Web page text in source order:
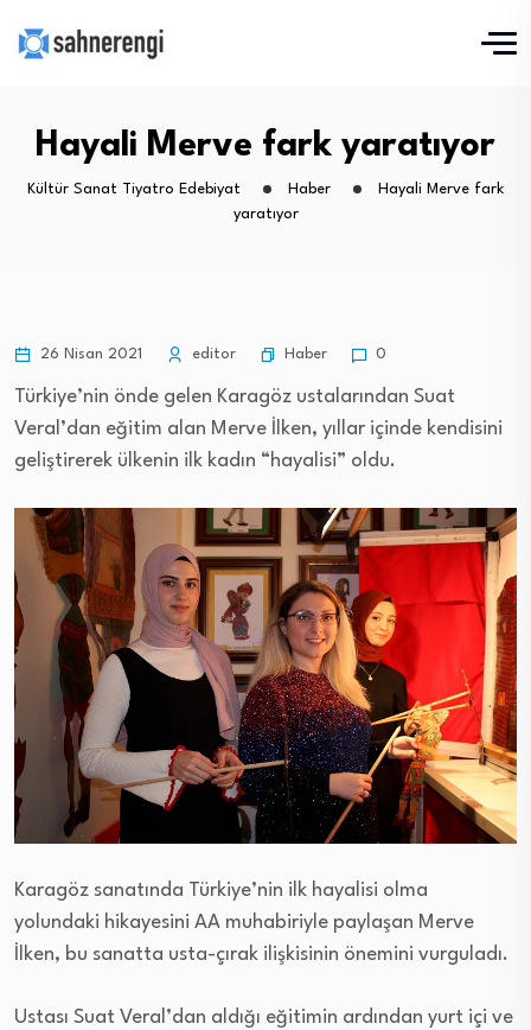
Hayali Merve fark yaratıyor
Kültür Sanat Tiyatro Edebiyat Haber
Hayali Merve fark
yaratıyor
26 Nisan 2021 editor Haber 0
Türkiye’nin önde gelen Karagöz ustalarından Suat
Veral’dan eğitim alan Merve İlken, yıllar içinde kendisini
geliştirerek ülkenin ilk kadın “hayalisi” oldu.
Karagöz sanatında Türkiye’nin ilk hayalisi olma
yolundaki hikayesini AA muhabiriyle paylaşan Merve
İlken, bu sanatta usta-çırak ilişkisinin önemini vurguladı.
Ustası Suat Veral’dan aldığı eğitimin ardından yurt içi ve